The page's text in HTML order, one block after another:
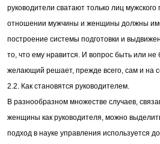
руководители сватают только лиц
отношении мужчины и женщины должны
построение системы подготовки и
то, что ему нравится. И вопрос быть или не
желающий решает, прежде всего, сам и на
2.2. Как становятся руководителем.
В разнообразном множестве случаев,
женщины как руководителя, можно
подход в науке управления используется